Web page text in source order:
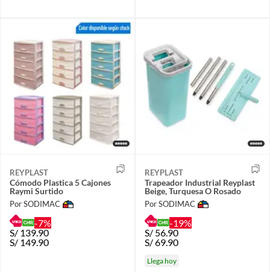
REYPLAST
Cómodo Plastica 5 Cajones
Raymi Surtido
Por SODIMAC
-7%
S/ 139.90
S/ 149.90
REYPLAST
Trapeador Industrial Reyplast
Beige, Turquesa O Rosado
Por SODIMAC
-19%
S/ 56.90
S/69.90
Llega hoy